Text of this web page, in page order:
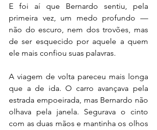
E foi aí que Bernardo sentiu, pela
primeira vez, um medo profundo —
não do escuro, nem dos trovões, mas
de ser esquecido por aquele a quem
ele mais confiou suas palavras.
A viagem de volta pareceu mais longa
que a de ida. O carro avançava pela
estrada empoeirada, mas Bernardo não
olhava pela janela. Segurava o cinto
com as duas mãos e mantinha os olhos